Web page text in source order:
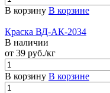
В корзину В корзине
Краска ВД-АК-2034
В наличии
от 39 руб./кг
В корзину В корзине